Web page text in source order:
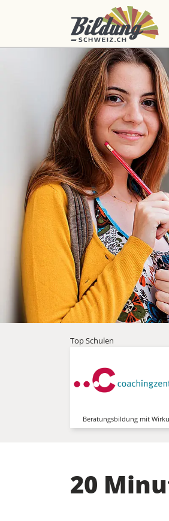
Top Schulen
Beratungsbildung mit
Swiss Coaching
Coaching,
Mentoring,
20